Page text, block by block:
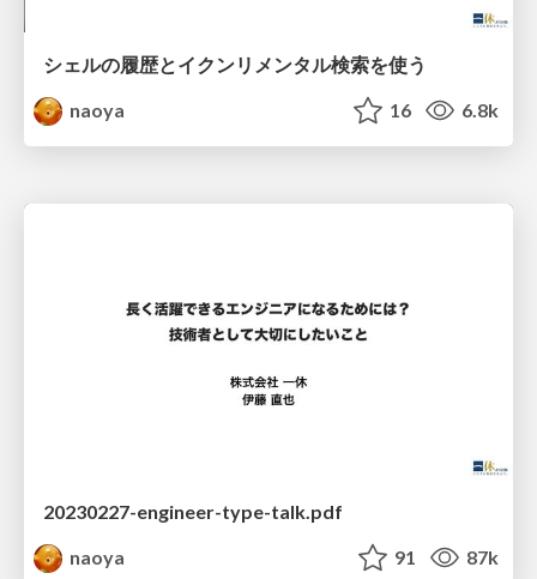
シェルの履歴とイクンリメンタル検索を使う
naoya
16 6.8k
20230227-engineer-type-talk.pdf
naoya
91 87k